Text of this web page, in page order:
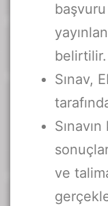
belirtilir.
Sınav,
ve